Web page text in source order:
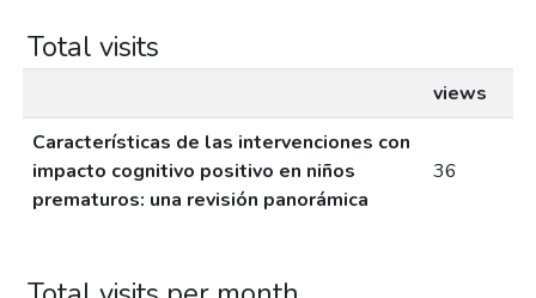
Total visits
views
Características de las intervenciones con
impacto cognitivo positivo en niños
prematuros: una revisión panorámica
36